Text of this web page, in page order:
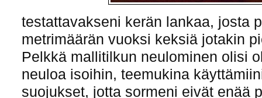
testattavakseni kerän lankaa, josta
metrimäärän vuoksi keksiä jotakin
Pelkkä mallitilkun neulominen olisi
neuloa isoihin, teemukina
suojukset, jotta sormeni eivät enää